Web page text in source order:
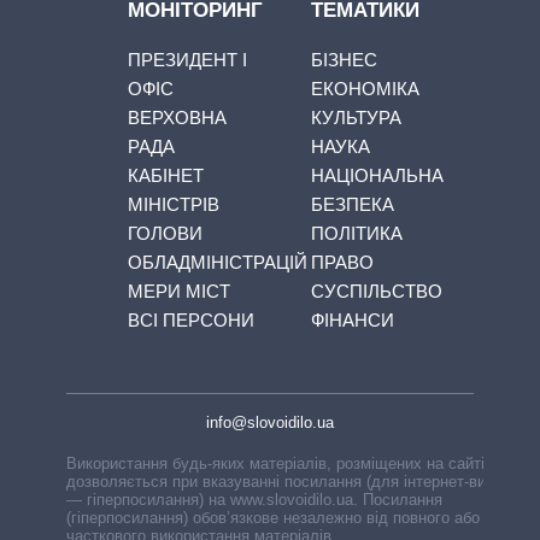
МОНІТОРИНГ
ПРЕЗИДЕНТ І
ОФІС
ВЕРХОВНА
РАДА
КАБІНЕТ
МІНІСТРІВ
ГОЛОВИ
ОБЛАДМІНІСТРАЦІЙ
МЕРИ МІСТ
ВСІ ПЕРСОНИ
ТЕМАТИКИ
БІЗНЕС
ЕКОНОМІКА
КУЛЬТУРА
НАУКА
НАЦІОНАЛЬНА
БЕЗПЕКА
ПОЛІТИКА
ПРАВО
СУСПІЛЬСТВО
ФІНАНСИ
info@slovoidilo.ua
Використання будь-яких матеріалів, розміщених на сайті,
дозволяється при вказуванні посилання (для інтернет-видань
— гіперпосилання) на www.slovoidilo.ua. Посилання
(гіперпосилання) обов’язкове незалежно від повного або
часткового використання матеріалів.